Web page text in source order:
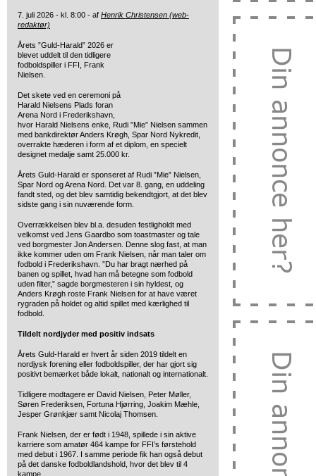
7. juli 2026 - kl. 8:00 - af Henrik Christensen (web-
redaktør)
Årets ”Guld-Harald” 2026 er
blevet uddelt til den tidligere
fodboldspiller i FFI, Frank
Nielsen.
Det skete ved en ceremoni på
Harald Nielsens Plads foran
Arena Nord i Frederikshavn,
hvor Harald Nielsens enke, Rudi ”Mie” Nielsen sammen
med bankdirektør Anders Krøgh, Spar Nord Nykredit,
overrakte hæderen i form af et diplom, en specielt
designet medalje samt 25.000 kr.
Årets Guld-Harald er sponseret af Rudi ”Mie” Nielsen,
Spar Nord og Arena Nord. Det var 8. gang, en uddeling
fandt sted, og det blev samtidig bekendtgjort, at det blev
sidste gang i sin nuværende form.
Overrækkelsen blev bl.a. desuden festligholdt med
velkomst ved Jens Gaardbo som toastmaster og tale
ved borgmester Jon Andersen. Denne slog fast, at man
ikke kommer uden om Frank Nielsen, når man taler om
fodbold i Frederikshavn. ”Du har bragt nærhed på
banen og spillet, hvad han må betegne som fodbold
uden filter,” sagde borgmesteren i sin hyldest, og
Anders Krøgh roste Frank Nielsen for at have været
rygraden på holdet og altid spillet med kærlighed til
fodbold.
Tildelt nordjyder med positiv indsats
Årets Guld-Harald er hvert år siden 2019 tildelt en
nordjysk forening eller fodboldspiller, der har gjort sig
positivt bemærket både lokalt, nationalt og internationalt.
Tidligere modtagere er David Nielsen, Peter Møller,
Søren Frederiksen, Fortuna Hjørring, Joakim Mæhle,
Jesper Grønkjær samt Nicolaj Thomsen.
Frank Nielsen, der er født i 1948, spillede i sin aktive
karriere som amatør 464 kampe for FFI’s førstehold
med debut i 1967. I samme periode fik han også debut
på det danske fodboldlandshold, hvor det blev til 4
kampe.